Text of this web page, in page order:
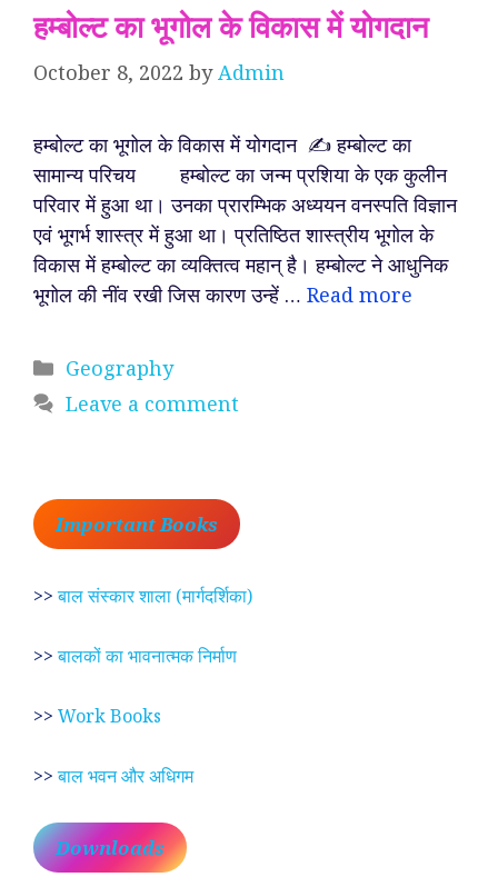
हम्बोल्ट का भूगोल के विकास में योगदान
October 8, 2022 byAdmin
हम्बोल्ट का भूगोल के विकास में योगदान ✍️ हम्बोल्ट का
सामान्य परिचय हम्बोल्ट का जन्म प्रशिया के एक कुलीन
परिवार में हुआ था। उनका प्रारम्भिक अध्ययन वनस्पति विज्ञान
एवं भूगर्भ शास्त्र में हुआ था। प्रतिष्ठित शास्त्रीय भूगोल के
विकास में हम्बोल्ट का व्यक्तित्व महान् है। हम्बोल्ट ने आधुनिक
भूगोल की नींव रखी जिस कारण उन्हें … Read more
Categories
Geography
Leave a comment
Important Books
>>बाल संस्कार शाला (मार्गदर्शिका)
>>बालकों का भावनात्मक निर्माण
>> Work Books
>>बाल भवन और अधिगम
Downloads